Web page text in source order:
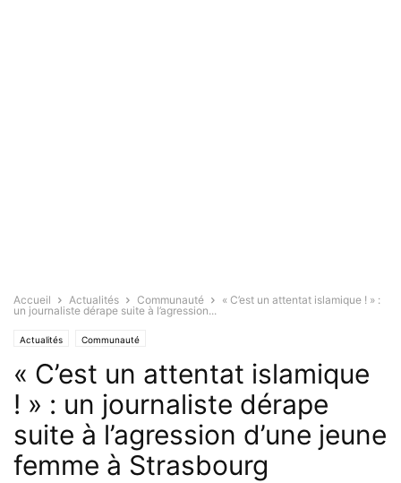
Accueil Actualités Communauté
« C’est un attentat islamique ! » :
un journaliste dérape suite à l’agression...
Actualités Communauté
« C’est un attentat islamique
! » : un journaliste dérape
suite à l’agression d’une jeune
femme à Strasbourg